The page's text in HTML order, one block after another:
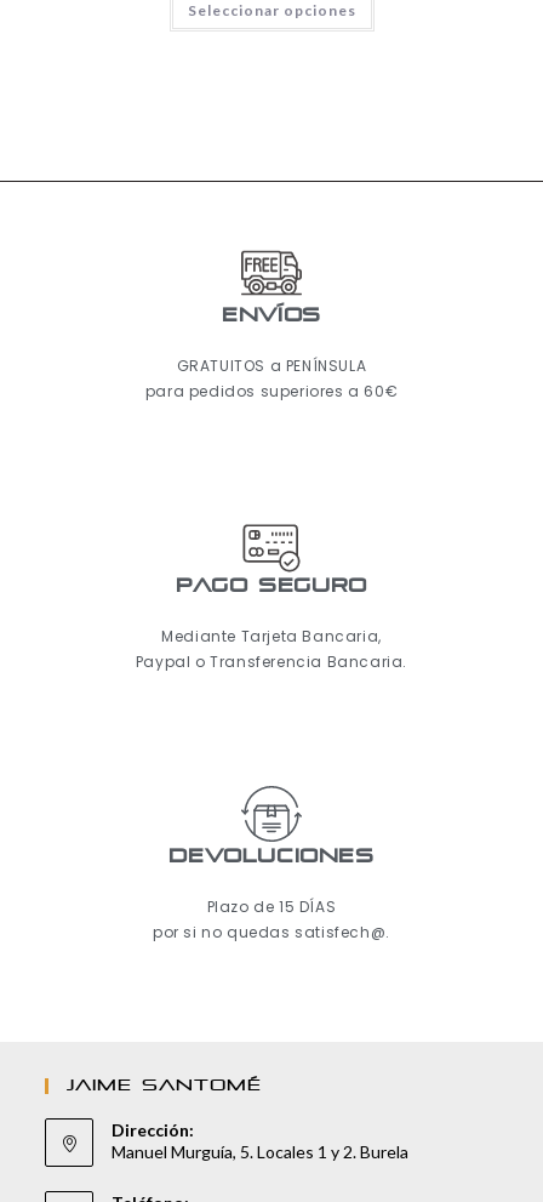
Seleccionar opciones
ENVÍOS
GRATUITOS a PENÍNSULA
para pedidos superiores a 60€
pago seguro
Mediante Tarjeta Bancaria,
Paypal o Transferencia Bancaria.
Devoluciones
Plazo de 15 DÍAS
por si no quedas satisfech@.
JAIME SANTOMÉ
Dirección:
Manuel Murguía, 5. Locales 1 y 2. Burela